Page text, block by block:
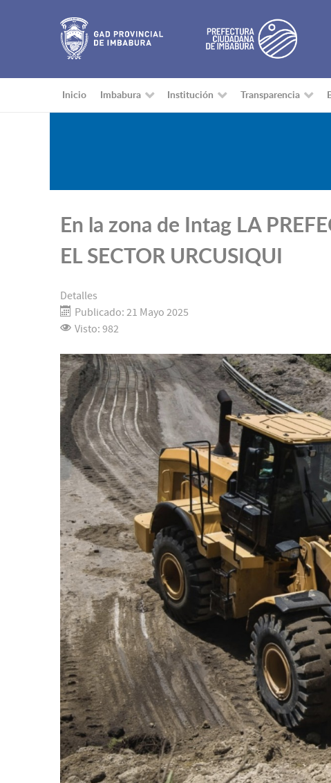
Inicio Imbabura Institución Transparencia
En la zona de Intag LA
EL SECTOR URCUSIQUI
Detalles
Publicado: 21 Mayo 2025
Visto: 982